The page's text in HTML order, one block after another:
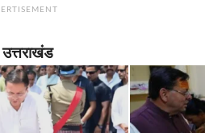
उत्तराखंड